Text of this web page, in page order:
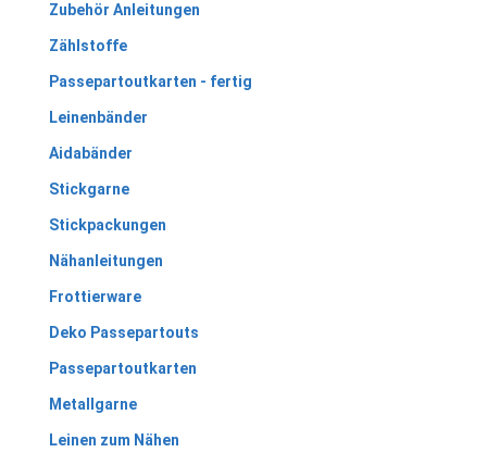
Zubehör Anleitungen
Zählstoffe
Passepartoutkarten - fertig
Leinenbänder
Aidabänder
Stickgarne
Stickpackungen
Nähanleitungen
Frottierware
Deko Passepartouts
Passepartoutkarten
Metallgarne
Leinen zum Nähen